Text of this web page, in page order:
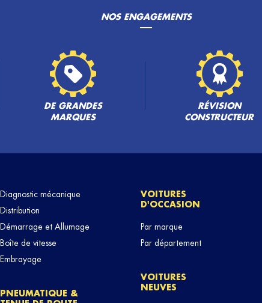
NOS ENGAGEMENTS
DE GRANDES
MARQUES
RÉVISION
CONSTRUCTEUR
Diagnostic mécanique
Distribution
Démarrage et Allumage
Boîte de vitesse
Embrayage
PNEUMATIQUE &
VOITURES
D'OCCASION
Par marque
Par département
VOITURES
NEUVES